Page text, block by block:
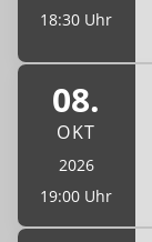
18:30 Uhr
08.
OKT
2026
19:00 Uhr